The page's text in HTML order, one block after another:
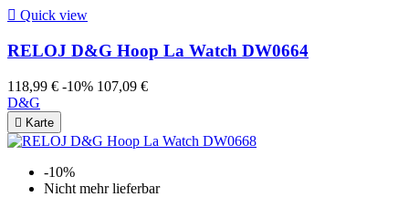
 Quick view
RELOJ D&G Hoop La Watch DW0664
118,99 € -10% 107,09 €
D&G
 Karte
-10%
Nicht mehr lieferbar